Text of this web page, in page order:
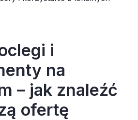
i
na
– jak znaleźć
ofertę